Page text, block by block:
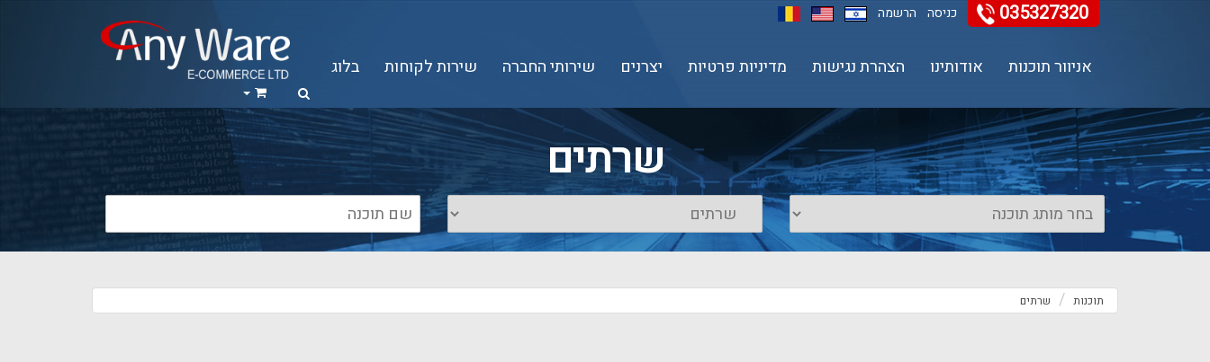
035327320 כניסה הרשמה
אניוור תוכנות אודותינו הצהרת נגישות מדיניות פרטיות יצרנים שירותי החברה שירות לקוחות בלוג
שרתים
תוכנות שרתים